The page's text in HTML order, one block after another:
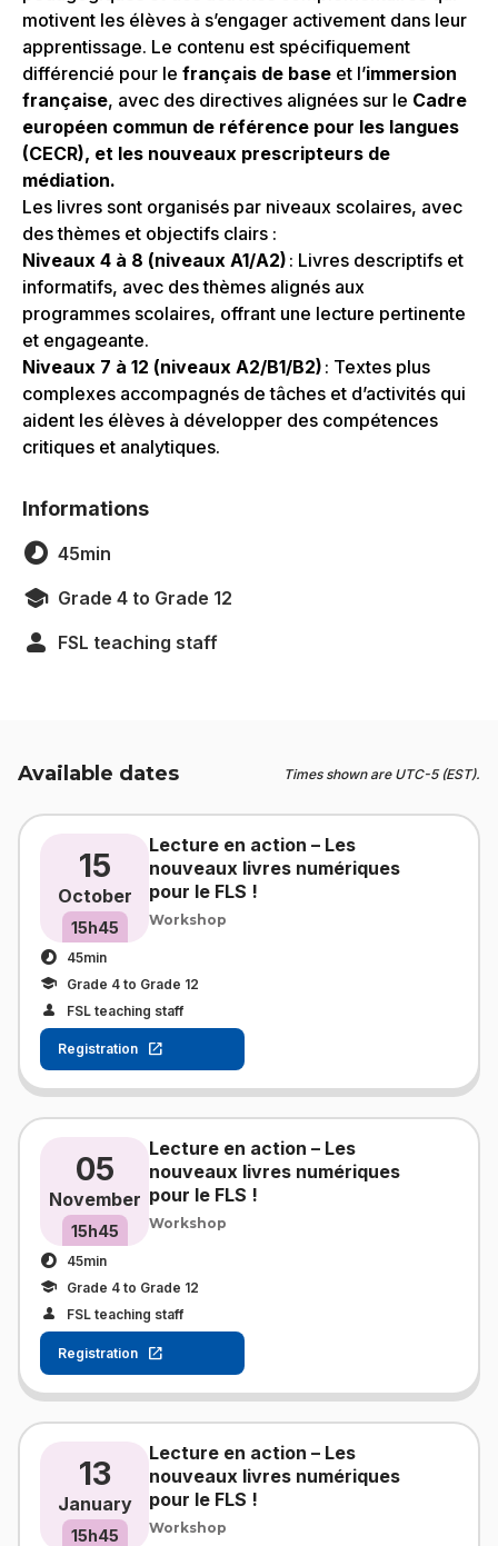
motivent les élèves à s’engager activement dans leur
apprentissage. Le contenu est spécifiquement
différencié pour le français de base et l’immersion
française, avec des directives alignées sur le Cadre
européen commun de référence pour les langues
(CECR), et les nouveaux prescripteurs de
médiation.
Les livres sont organisés par niveaux scolaires, avec
des thèmes et objectifs clairs :
Niveaux 4 à 8 (niveaux A1/A2) : Livres descriptifs et
informatifs, avec des thèmes alignés aux
programmes scolaires, offrant une lecture pertinente
et engageante.
Niveaux 7 à 12 (niveaux A2/B1/B2) : Textes plus
complexes accompagnés de tâches et d’activités qui
aident les élèves à développer des compétences
critiques et analytiques.
Informations
45min
Grade 4 to Grade 12
FSL teaching staff
Available dates Times shown are UTC-5 (EST).
15
October
15h45
Lecture en action – Les
nouveaux livres numériques
pour le FLS !
Workshop
45min
Grade 4 to Grade 12
FSL teaching staff
Registration
05
November
15h45
Lecture en action – Les
nouveaux livres numériques
pour le FLS !
Workshop
45min
Grade 4 to Grade 12
FSL teaching staff
Registration
13
January
15h45
Lecture en action – Les
nouveaux livres numériques
pour le FLS !
Workshop